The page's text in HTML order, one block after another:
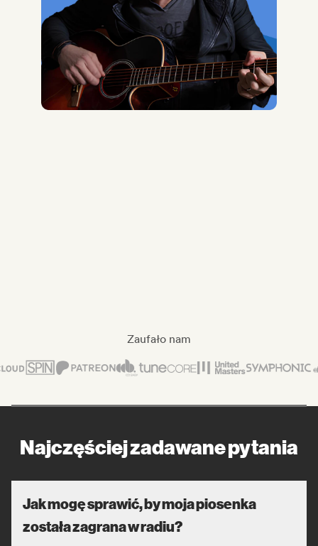
Zaufało nam
Najczęściej zadawane pytania
Jak mogę sprawić, by moja piosenka
została zagrana w radiu?